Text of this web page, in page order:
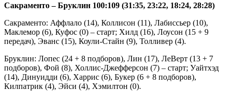
Сакраменто – Бруклин 100:109 (31:35, 23:22, 18:24, 28:28)
Сакраменто: Аффлало (14), Коллисон (11), Лабиссьер (10),
Маклемор (6), Куфос (0) – старт; Хилд (16), Лоусон (15 + 9
передач), Эванс (15), Коули-Стайн (9), Толливер (4).
Бруклин: Лопес (24 + 8 подборов), Лин (17), ЛеВерт (13 + 7
подборов), Фой (8), Холлис-Джефферсон (7) – старт; Уайтхэд
(14), Динуидди (6), Харрис (6), Букер (6 + 8 подборов),
Килпатрик (4), Эйси (4), Хэмилтон (0).